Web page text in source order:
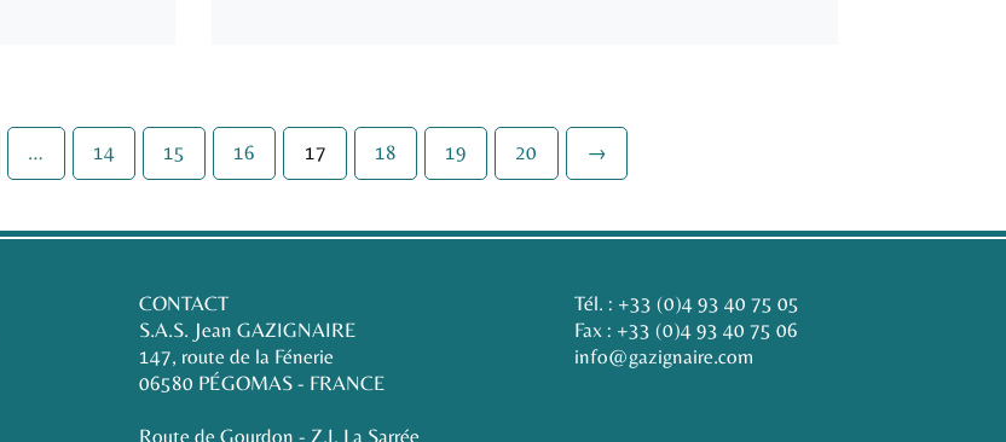
… 14 15 16 17 18 19 20 →
CONTACT
S.A.S. Jean GAZIGNAIRE
147, route de la Fénerie
06580 PÉGOMAS - FRANCE
Route de Gourdon - Z.I. La Sarrée
Tél. : +33 (0)4 93 40 75 05
Fax : +33 (0)4 93 40 75 06
info@gazignaire.com